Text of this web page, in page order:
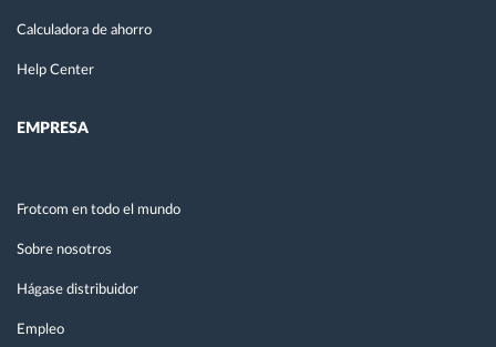
Calculadora de ahorro
Help Center
EMPRESA
Frotcom en todo el mundo
Sobre nosotros
Hágase distribuidor
Empleo